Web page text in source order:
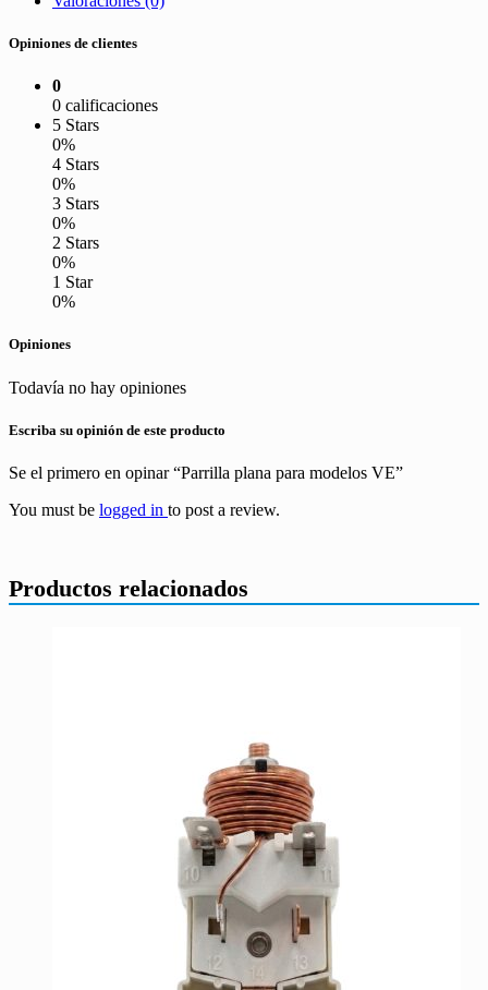
Opiniones de clientes
0
0 calificaciones
5 Stars
0%
4 Stars
0%
3 Stars
0%
2 Stars
0%
1 Star
0%
Opiniones
Todavía no hay opiniones
Escriba su opinión de este producto
Se el primero en opinar “Parrilla plana para modelos VE”
You must be logged in to post a review.
Productos relacionados